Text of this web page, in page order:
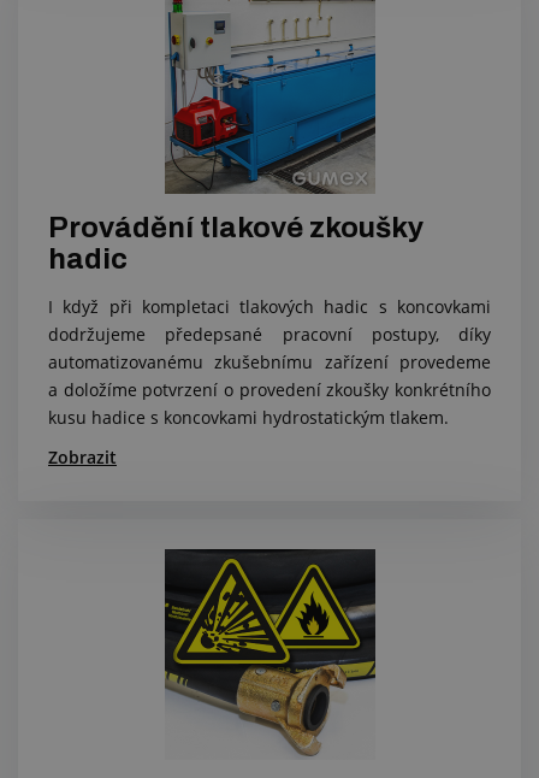
Provádění tlakové zkoušky
hadic
I když při kompletaci tlakových hadic s koncovkami
dodržujeme předepsané pracovní postupy, díky
automatizovanému zkušebnímu zařízení provedeme
a doložíme potvrzení o provedení zkoušky konkrétního
kusu hadice s koncovkami hydrostatickým tlakem.
Zobrazit